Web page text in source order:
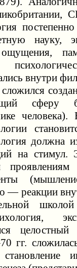
науку,
внутри
сферу
должна
на стимул.
— реакции
гг.